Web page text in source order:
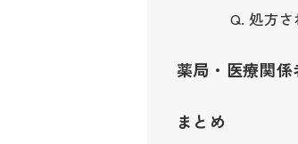
Q. 処方
薬局・医療関係
まとめ